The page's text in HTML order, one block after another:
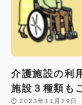
介護施設の利
施設３種類も
2023年11月29日